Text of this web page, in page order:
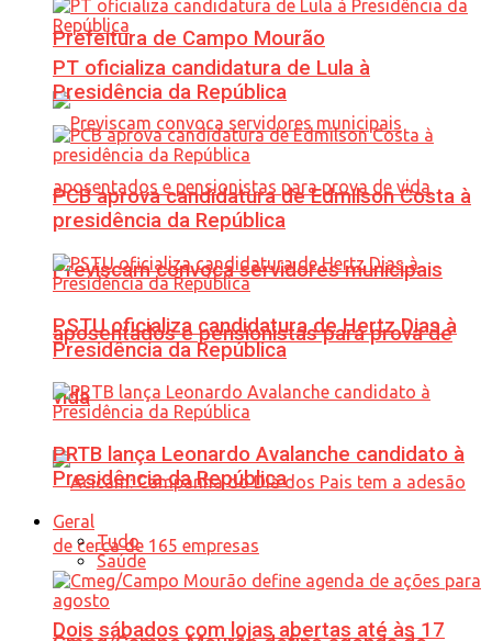
Prefeitura de Campo Mourão
Previscam convoca servidores municipais
aposentados e pensionistas para prova de
vida
Dois sábados com lojas abertas até às 17
PT oficializa candidatura de Lula à
Presidência da República
PCB aprova candidatura de Edmilson Costa à
presidência da República
PSTU oficializa candidatura de Hertz Dias à
Presidência da República
PRTB lança Leonardo Avalanche candidato à
Presidência da República
Geral
Tudo
Saúde